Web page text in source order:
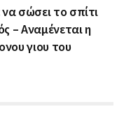
σώσει το σπίτι
– Αναμένεται η
γιου του